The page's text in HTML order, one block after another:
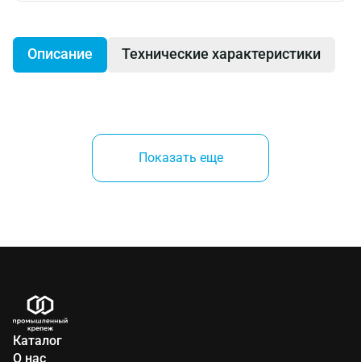
Описание Технические характеристики
Производитель:
Fisher (Германия)
Показать еще
Каталог
О нас